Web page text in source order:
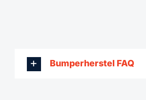
Bumperherstel FAQ